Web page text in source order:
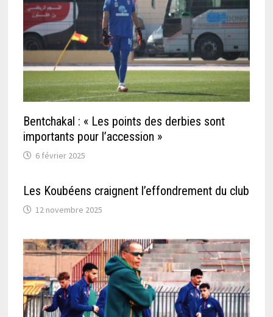
Bentchakal : « Les points des derbies sont
importants pour l’accession »
6 février 2025
Les Koubéens craignent l’effondrement du club
12 novembre 2025